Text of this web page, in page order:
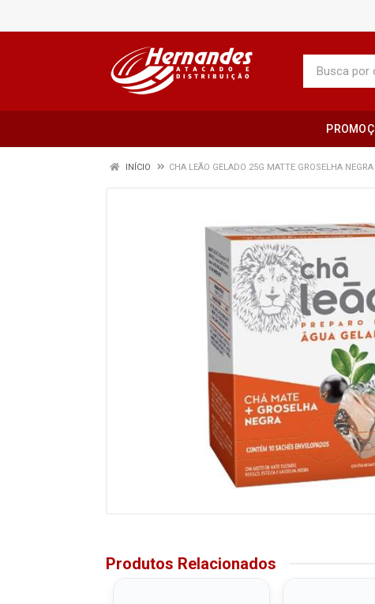
INÍCIO CHA LEÃO GELADO 25G MATTE GROSELHA NEGRA
Produtos Relacionados